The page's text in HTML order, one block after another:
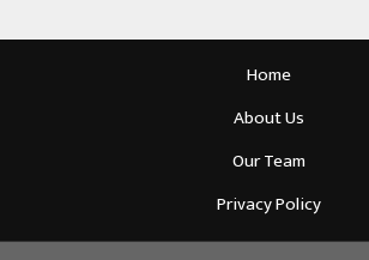
Home
About Us
Our Team
Privacy Policy